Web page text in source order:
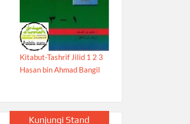
Kitabut-Tashrif Jilid 1 2 3
Hasan bin Ahmad Bangil
Kunjungi Stand